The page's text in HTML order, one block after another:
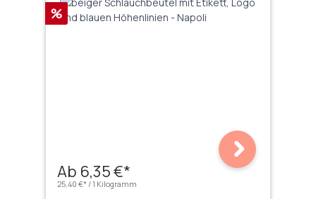
Rabatt
%
Ab 6,35 €*
25,40 €* / 1 Kilogramm